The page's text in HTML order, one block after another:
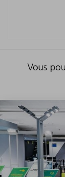
Vous